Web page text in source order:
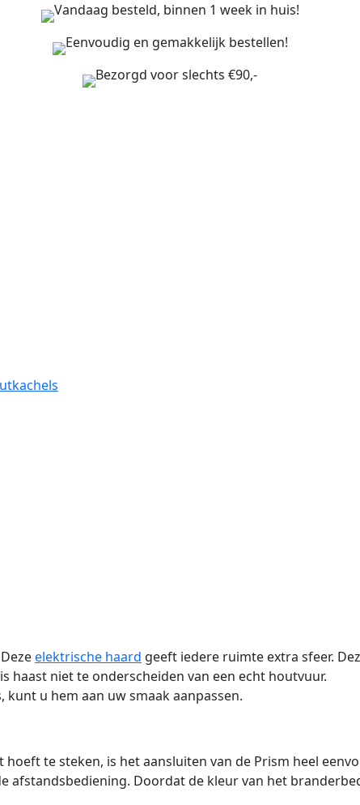
Vandaag besteld, binnen 1 week in huis!
Eenvoudig en gemakkelijk bestellen!
Bezorgd voor slechts €90,-
elektrische haard geeft iedere ruimte extra sfeer.
haast niet te onderscheiden van een echt houtvuur.
u hem aan uw smaak aanpassen.
te steken, is het aansluiten van de Prism heel
afstandsbediening. Doordat de kleur van het